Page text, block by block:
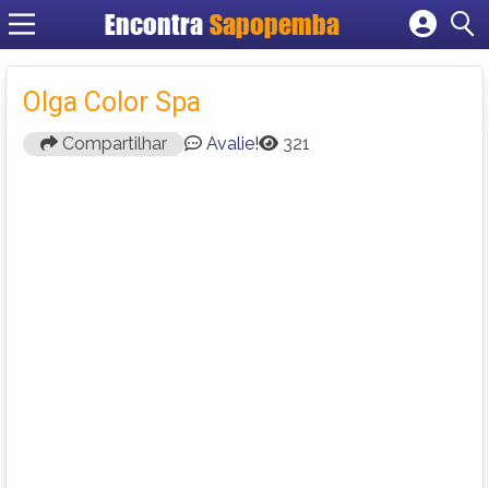
Encontra Sapopemba
Cadastrar empresa
Olga Color Spa
Compartilhar Avalie! 321